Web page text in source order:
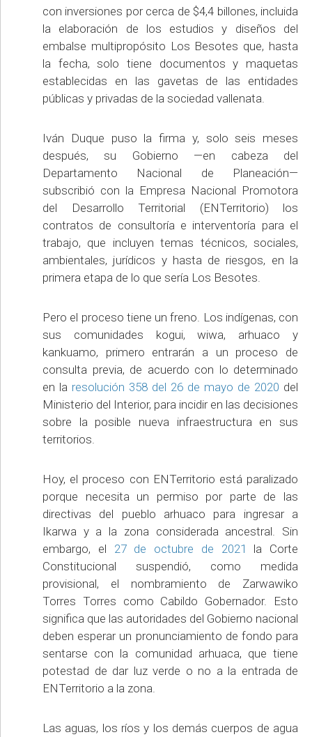
con inversiones por cerca de $4,4 billones, incluida
la elaboración de los estudios y diseños del
embalse multipropósito Los Besotes que, hasta
la fecha, solo tiene documentos y maquetas
establecidas en las gavetas de las entidades
públicas y privadas de la sociedad vallenata.
Iván Duque puso la firma y, solo seis meses
después, su Gobierno —en cabeza del
Departamento Nacional de Planeación—
subscribió con la Empresa Nacional Promotora
del Desarrollo Territorial (ENTerritorio) los
contratos de consultoría e interventoría para el
trabajo, que incluyen temas técnicos, sociales,
ambientales, jurídicos y hasta de riesgos, en la
primera etapa de lo que sería Los Besotes.
Pero el proceso tiene un freno. Los indígenas, con
sus comunidades kogui, wiwa, arhuaco y
kankuamo, primero entrarán a un proceso de
consulta previa, de acuerdo con lo determinado
en la resolución 358 del 26 de mayo de 2020 del
Ministerio del Interior, para incidir en las decisiones
sobre la posible nueva infraestructura en sus
territorios.
Hoy, el proceso con ENTerritorio está paralizado
porque necesita un permiso por parte de las
directivas del pueblo arhuaco para ingresar a
Ikarwa y a la zona considerada ancestral. Sin
embargo, el 27 de octubre de 2021
la Corte
Constitucional suspendió, como medida
provisional, el nombramiento de Zarwawiko
Torres Torres como Cabildo Gobernador. Esto
significa que las autoridades del Gobierno nacional
deben esperar un pronunciamiento de fondo para
sentarse con la comunidad arhuaca, que tiene
potestad de dar luz verde o no a la entrada de
ENTerritorio a la zona.
Las aguas, los ríos y los demás cuerpos de agua